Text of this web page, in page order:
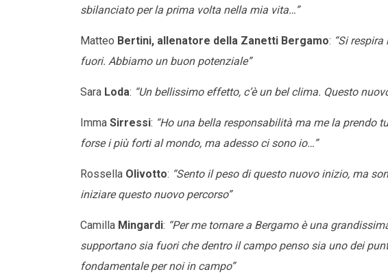
sbilanciato per la prima volta nella mia vita…”
Matteo Bertini, allenatore della Zanetti Bergamo: “Si
fuori. Abbiamo un buon potenziale”
Sara Loda: “Un bellissimo effetto, c’è un bel clima. Questo
Imma Sirressi: “Ho una bella responsabilità ma me la prendo
forse i più forti al mondo, ma adesso ci sono io…”
Rossella Olivotto: “Sento il peso di questo nuovo inizio, ma
iniziare questo nuovo percorso”
Camilla Mingardi: “Per me tornare a Bergamo è una
supportano sia fuori che dentro il campo penso sia uno dei
fondamentale per noi in campo”